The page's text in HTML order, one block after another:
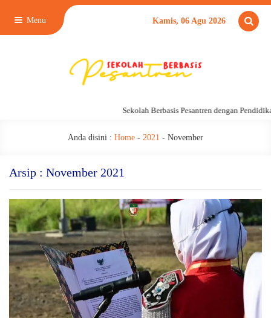
Menu Kamis, 06 Agu 2026
Sekolah Berbasis Pesantren dengan Pendidikan 24
Anda disini : Home - 2021 - November
Arsip : November 2021